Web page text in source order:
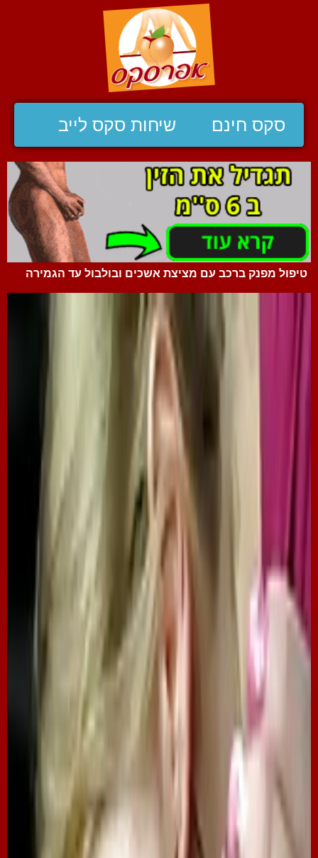
סקס חינם שיחות סקס לייב
טיפול מפנק ברכב עם מציצת אשכים ובולבול עד הגמירה